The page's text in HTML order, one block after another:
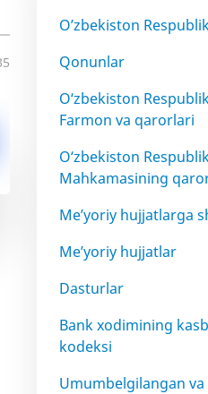
O’zbekiston
Qonunlar
O‘zbekiston
Farmon va qarorlari
O‘zbekiston
Mahkamasining
Me’yoriy hujjatlarga
Me’yoriy hujjatlar
Dasturlar
Bank xodimining
kodeksi
Umumbelgilangan